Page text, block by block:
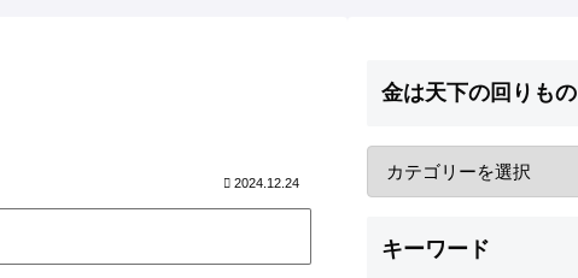
2024.12.24
金は天下の回りもの
キーワード